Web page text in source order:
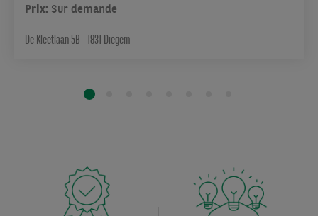
Prix: Sur demande
De Kleetlaan 5B - 1831 Diegem